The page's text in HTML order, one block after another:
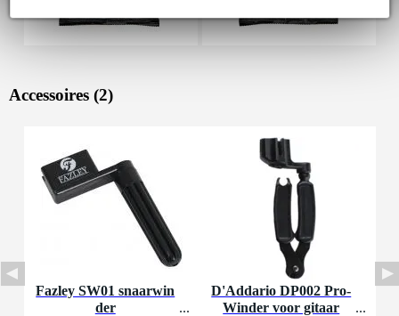
Accessoires (2)
Fazley SW01 snaarwin
der
D'Addario DP002 Pro-
Winder voor gitaar